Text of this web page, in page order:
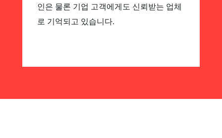
인은 물론 기업 고객에게도 신뢰받는 업체
로 기억되고 있습니다.